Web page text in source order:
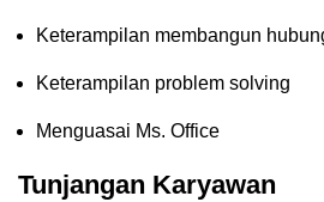
Keterampilan membangun
Keterampilan problem solving
Menguasai Ms. Office
Tunjangan Karyawan